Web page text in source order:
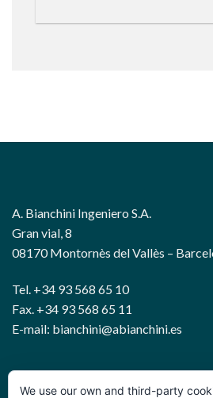
A. Bianchini Ingeniero S.A.
Gran vial, 8
08170 Montornès del Vallès –
Tel. +34 93 568 65 10
Fax. +34 93 568 65 11
E-mail: bianchini@abianchini.es
WIRE AND GEOTECHNICAL
We use our own and third-party